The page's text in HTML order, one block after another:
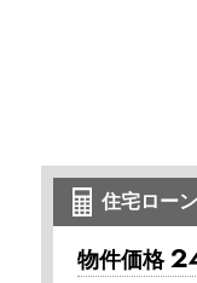
住宅ロー
物件価格